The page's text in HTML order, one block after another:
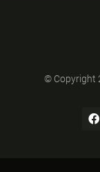
© Copyright